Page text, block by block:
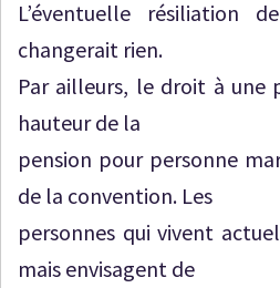
L’éventuelle résiliation
changerait rien.
Par ailleurs, le droit à une
hauteur de la
pension pour personne
de la convention. Les
personnes qui vivent
mais envisagent de